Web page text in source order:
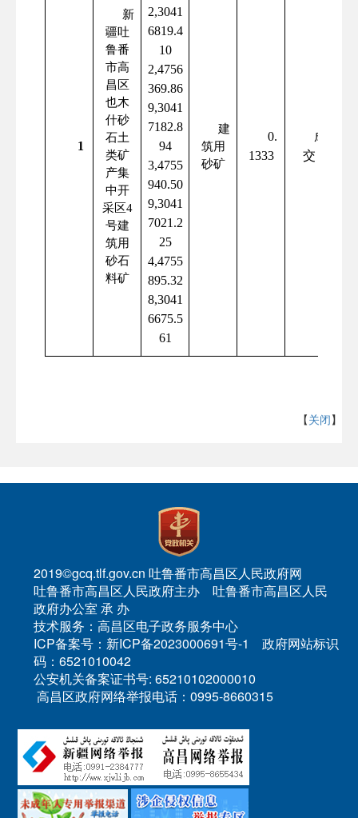
1
新
疆吐
鲁番
市高
昌区
也木
什砂
石土
类矿
产集
中开
采区4
号建
筑用
砂石
料矿
2,3041
6819.4
10
2,4756
369.86
9,3041
7182.8
94
3,4755
940.50
9,3041
7021.2
25
4,4755
895.32
8,3041
6675.5
61
建
筑用
砂矿
0.
1333
成
交
【关闭】
2019©gcq.tlf.gov.cn 吐鲁番市高昌区人民政府网
吐鲁番市高昌区人民政府主办 吐鲁番市高昌区人民
政府办公室 承 办
技术服务：高昌区电子政务服务中心
ICP备案号：新ICP备2023000691号-1 政府网站标识
码：6521010042
公安机关备案证书号: 65210102000010
高昌区政府网络举报电话：0995-8660315